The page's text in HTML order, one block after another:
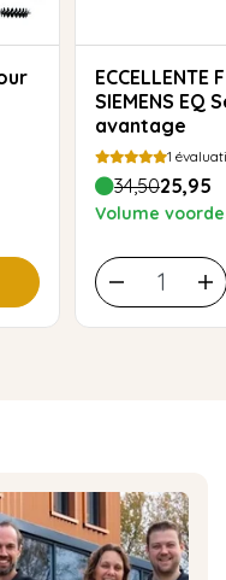
ECCELLENTE Filtre à eau pour
SIEMENS EQ
avantage
1
34,5025,95
Volume